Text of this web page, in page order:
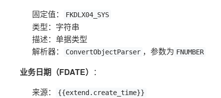
固定值：
FKDLX04_SYS
类型：字符串
描述：单据类型
解析器：
ConvertObjectParser ，参数为 FNUMBER
业务日期（FDATE） ：
来源：
{{extend.create_time}}